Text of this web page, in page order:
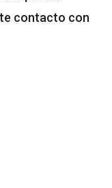
contacto con